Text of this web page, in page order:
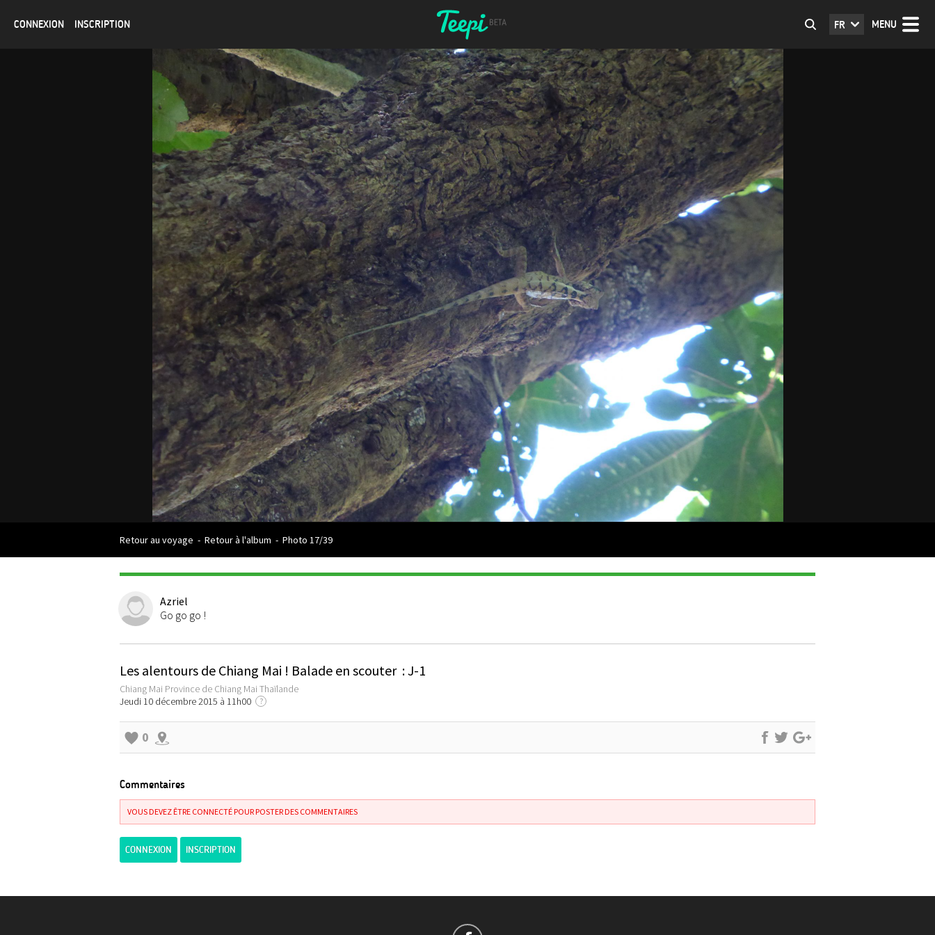
CONNEXION INSCRIPTION MENU
FR
Retour au voyage - Retour à l'album - Photo 17/39
Azriel
Go go go !
Les alentours de Chiang Mai ! Balade en scouter : J-1
Chiang Mai Province de Chiang Mai Thaïlande
Jeudi 10 décembre 2015 à 11h00
?
0
Commentaires
VOUS DEVEZ ÊTRE CONNECTÉ POUR POSTER DES COMMENTAIRES
CONNEXION INSCRIPTION